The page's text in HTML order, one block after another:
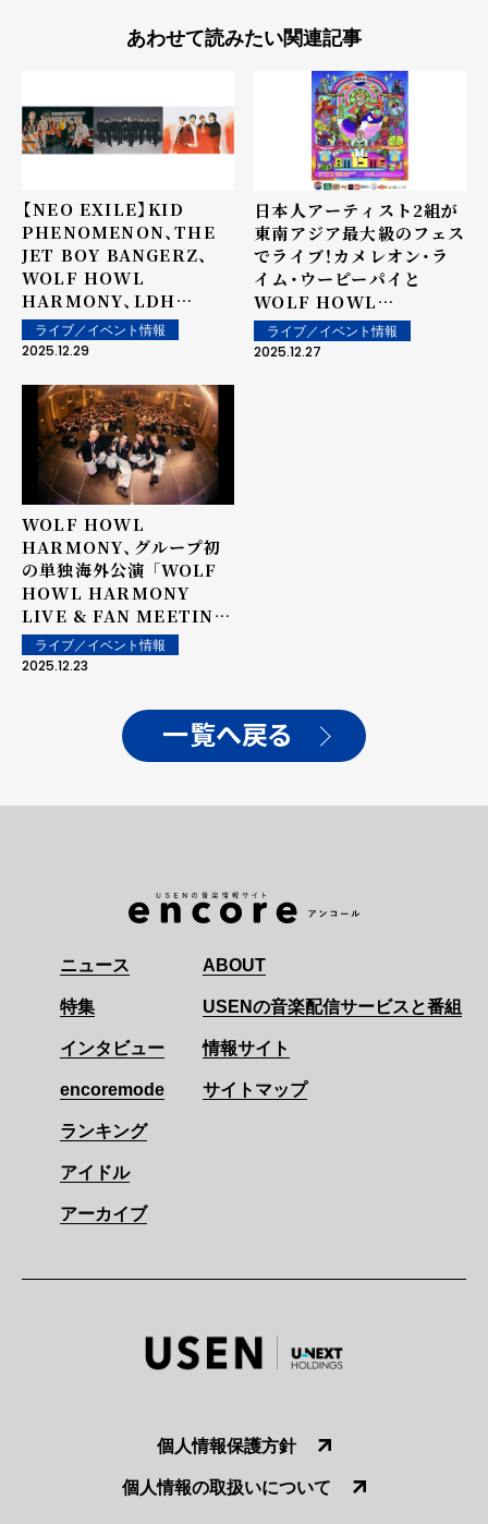
あわせて読みたい関連記事
【NEO EXILE】KID
PHENOMENON、THE
JET BOY BANGERZ、
WOLF HOWL
HARMONY、LDH
PERFECT YEARにそれ
ぞれ初となる単独ツアー開
ライブ／イベント情報
2025.12.29
日本人アーティスト2組が
東南アジア最大級のフェス
でライブ！カメレオン・ラ
イム・ウーピーパイと
WOLF HOWL
HARMONYがタイBIG
MOUNTAIN MUSIC
ライブ／イベント情報
2025.12.27
WOLF HOWL
HARMONY、グループ初
の単独海外公演 「WOLF
HOWL HARMONY
LIVE & FAN MEETING
TOUR 2025 BAKUON
DREAM - FINAL - in
ライブ／イベント情報
2025.12.23
一覧へ戻る
ニュース
特集
インタビュー
encoremode
ランキング
アイドル
アーカイブ
ABOUT
USENの音楽配信サービスと番組
情報サイト
サイトマップ
個人情報保護方針
個人情報の取扱いについて